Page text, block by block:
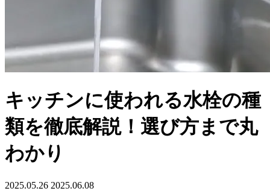
キッチンに使われる水栓の種
類を徹底解説！選び方まで丸
わかり
2025.05.26 2025.06.08